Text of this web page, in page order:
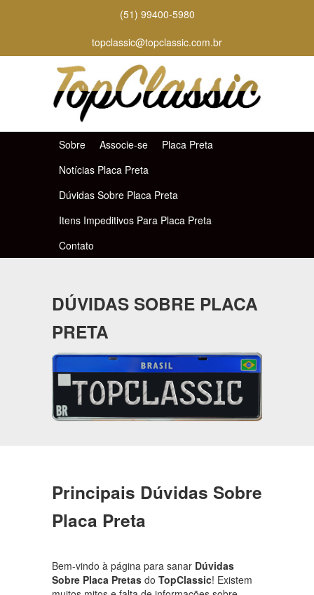
(51) 99400-5980
topclassic@topclassic.com.br
Sobre Associe-se
Placa Preta
Notícias Placa Preta
Dúvidas Sobre Placa Preta
Itens Impeditivos Para Placa Preta
Contato
DÚVIDAS SOBRE PLACA
PRETA
Principais Dúvidas Sobre
Placa Preta
Bem-vindo à página para sanar Dúvidas
Sobre Placa Pretas do TopClassic! Existem